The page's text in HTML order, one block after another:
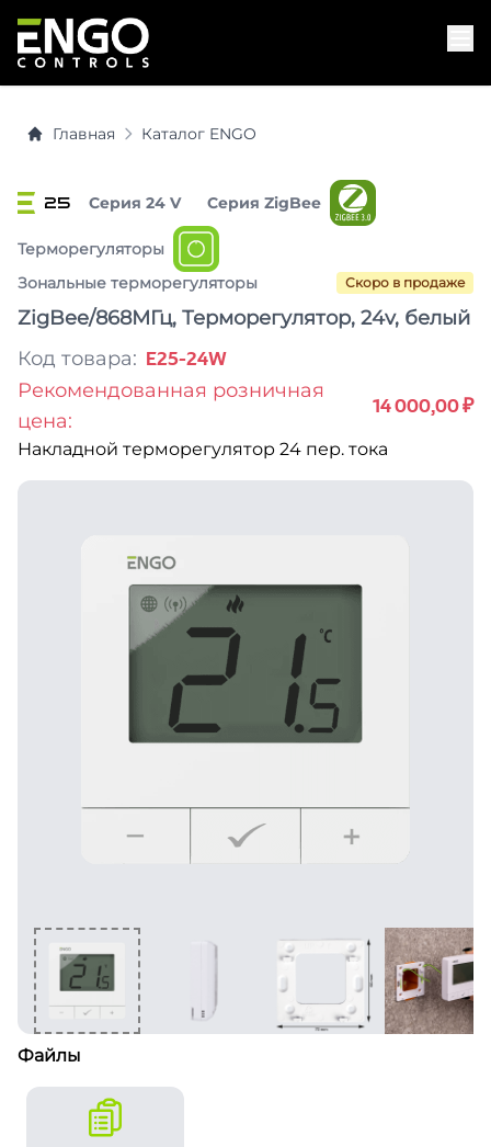
Главная Каталог ENGO
25 Серия 24 V Серия ZigBee
Терморегуляторы
Зональные терморегуляторы
Скоро в продаже
ZigBee/868МГц, Терморегулятор, 24v, белый
Код товара:
E25-24W
Рекомендованная розничная
цена:
14 000,00 ₽
Накладной терморегулятор 24 пер. тока
Файлы